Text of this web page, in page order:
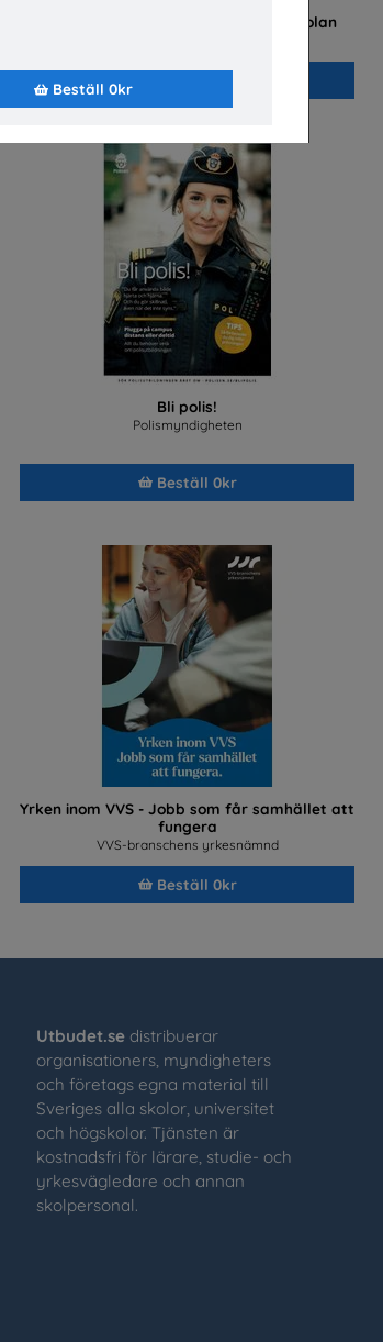
Beställ 0kr
Flygteknikutbildning på gymnasieskolan
Bli polis!
Polismyndigheten
Beställ 0kr
Yrken inom VVS - Jobb som får samhället att
fungera
VVS-branschens yrkesnämnd
Beställ 0kr
Utbudet.sedistribuerar
organisationers, myndigheters
och företags egna material till
Sveriges alla skolor, universitet
och högskolor. Tjänsten är
kostnadsfri för lärare, studie- och
yrkesvägledare och annan
skolpersonal.